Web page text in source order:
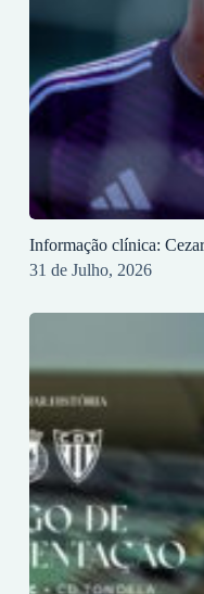
Informação clínica:
31 de Julho, 2026